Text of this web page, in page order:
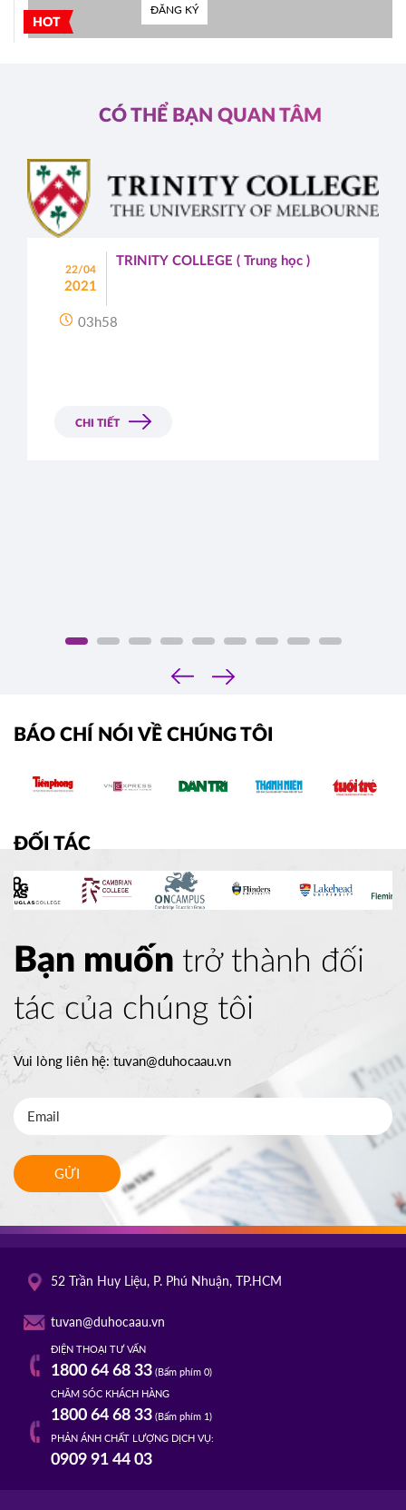
HOT
ĐĂNG KÝ
CÓ THỂ BẠN QUAN TÂM
22/04
2021
TRINITY COLLEGE ( Trung học )
03h58
CHI TIẾT
‹
›
BÁO CHÍ NÓI VỀ CHÚNG TÔI
ĐỐI TÁC
Bạn muốn trở thành đối
tác của chúng tôi
Vui lòng liên hệ:tuvan@duhocaau.vn
GỬI
52 Trần Huy Liệu, P. Phú Nhuận, TP.HCM
tuvan@duhocaau.vn
ĐIỆN THOẠI TƯ VẤN
1800 64 68 33(Bấm phím 0)
CHĂM SÓC KHÁCH HÀNG
1800 64 68 33(Bấm phím 1)
PHẢN ÁNH CHẤT LƯỢNG DỊCH VỤ:
0909 91 44 03